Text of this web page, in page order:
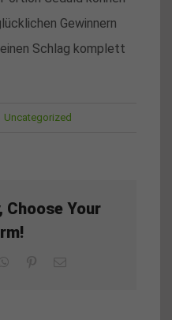
Gewinnern
Schlag komplett
Uncategorized
Choose Your